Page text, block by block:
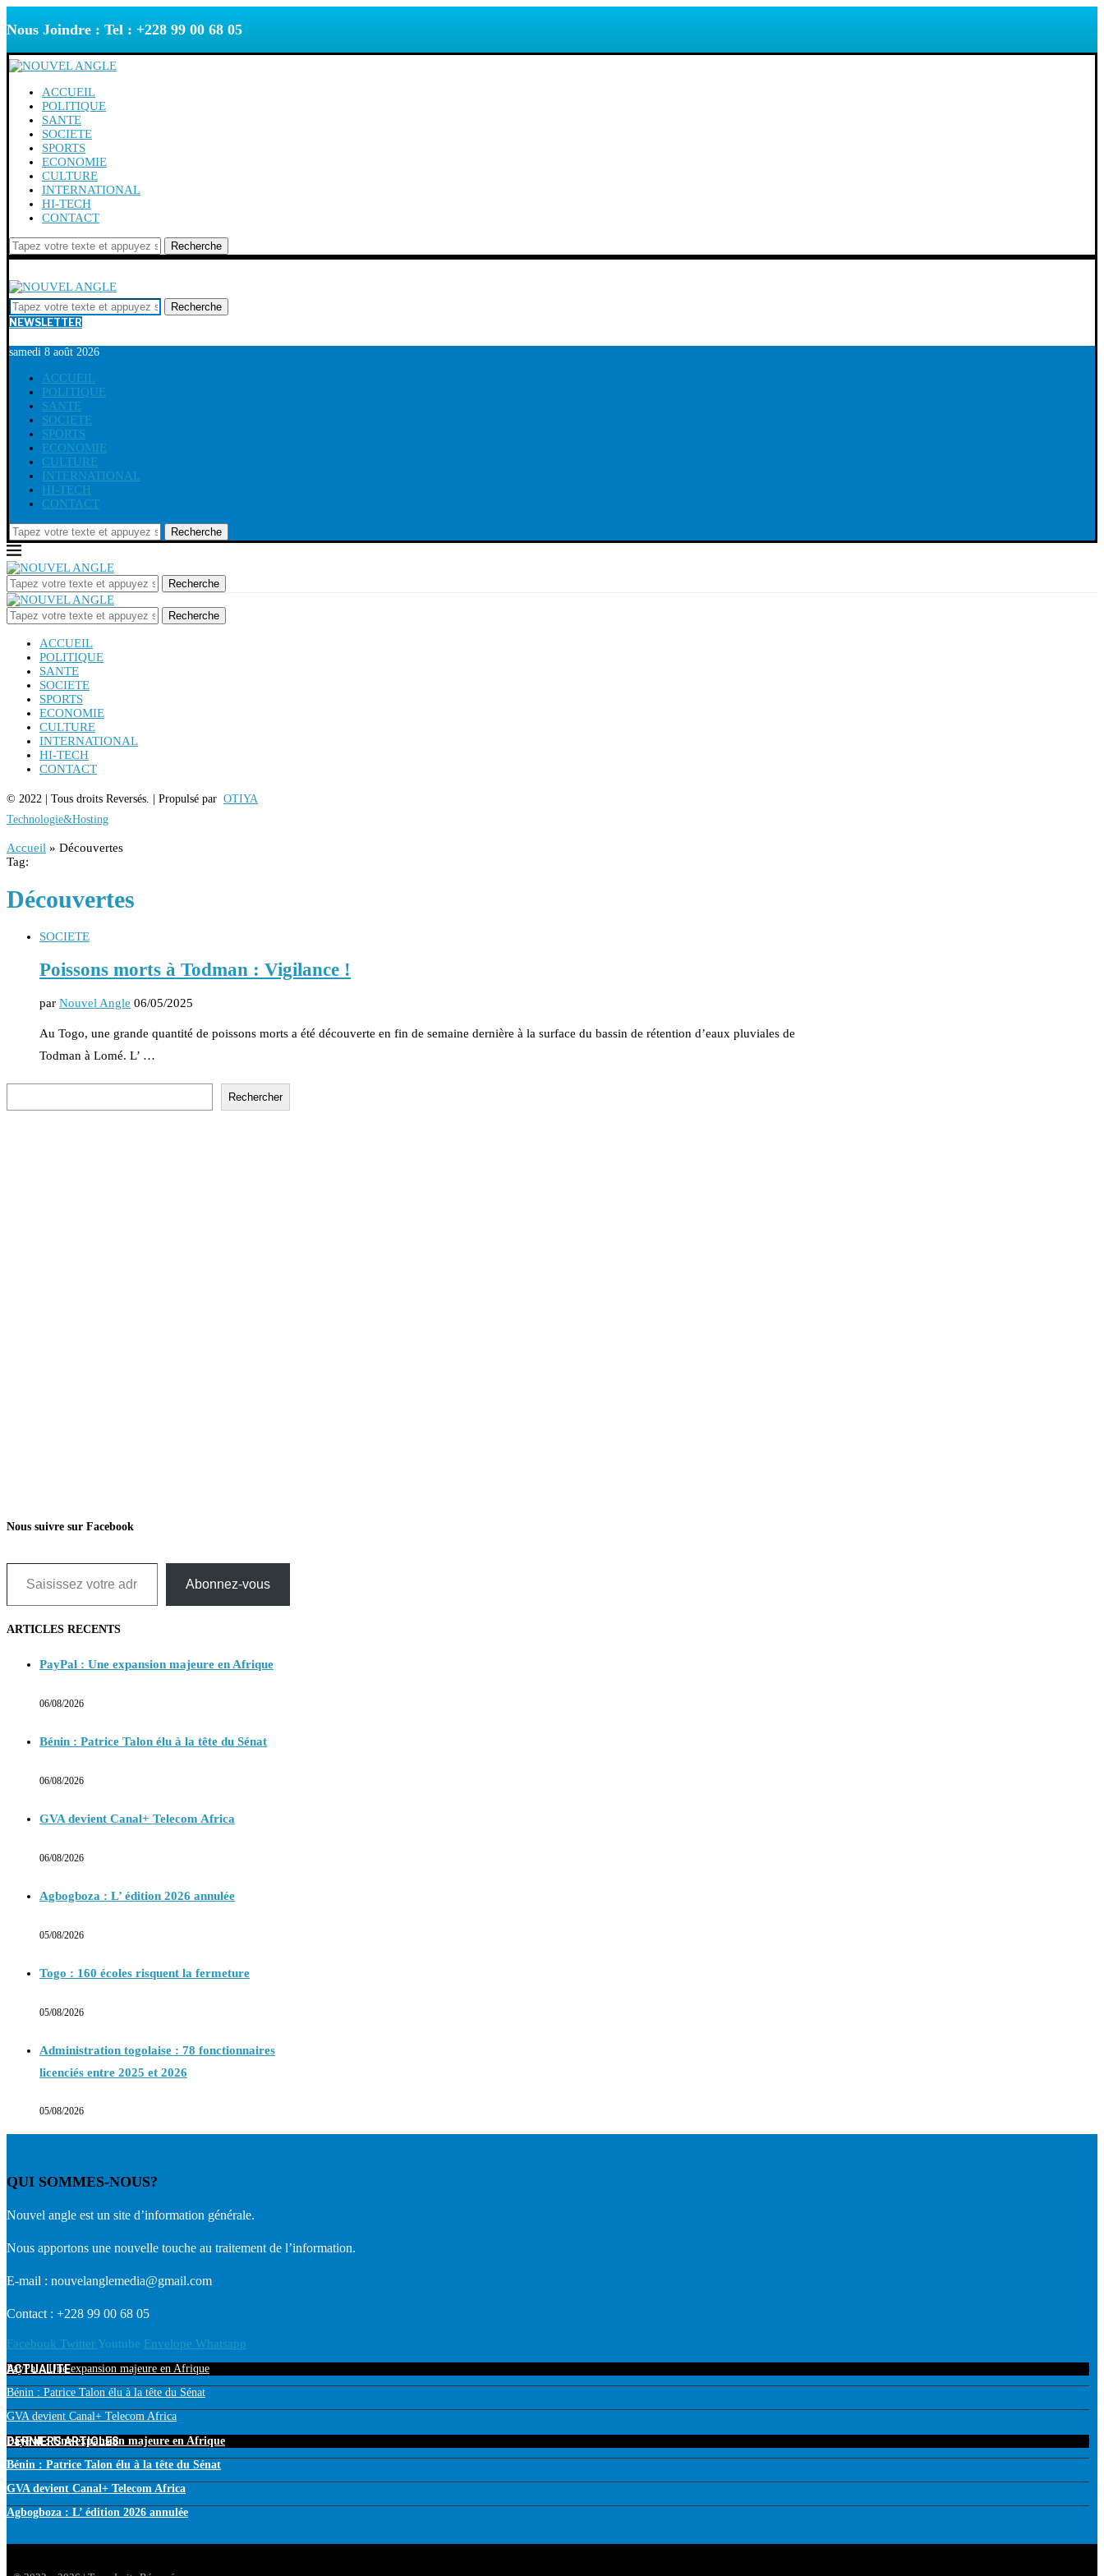
Nous Joindre : Tel : +228 99 00 68 05
ACCUEIL
POLITIQUE
SANTE
SOCIETE
SPORTS
ECONOMIE
CULTURE
INTERNATIONAL
HI-TECH
CONTACT
Recherche
Recherche
NEWSLETTER
samedi 8 août 2026
ACCUEIL
POLITIQUE
SANTE
SOCIETE
SPORTS
ECONOMIE
CULTURE
INTERNATIONAL
HI-TECH
CONTACT
Recherche
Recherche
Recherche
ACCUEIL
POLITIQUE
SANTE
SOCIETE
SPORTS
ECONOMIE
CULTURE
INTERNATIONAL
HI-TECH
CONTACT
© 2022 | Tous droits Reversés. | Propulsé par OTIYA
Technologie&Hosting
Accueil » Découvertes
Tag:
Découvertes
SOCIETE
Poissons morts à Todman : Vigilance !
par Nouvel Angle 06/05/2025
Au Togo, une grande quantité de poissons morts a été découverte en fin de semaine dernière à la surface du bassin de rétention d’eaux pluviales de
Todman à Lomé. L’ …
Rechercher
Rechercher
Nous suivre sur Facebook
Saisissez votre adresse e-mail…
Abonnez-vous
ARTICLES RECENTS
PayPal : Une expansion majeure en Afrique
06/08/2026
Bénin : Patrice Talon élu à la tête du Sénat
06/08/2026
GVA devient Canal+ Telecom Africa
06/08/2026
Agbogboza : L’ édition 2026 annulée
05/08/2026
Togo : 160 écoles risquent la fermeture
05/08/2026
Administration togolaise : 78 fonctionnaires
licenciés entre 2025 et 2026
05/08/2026
QUI SOMMES-NOUS?
Nouvel angle est un site d’information générale.
Nous apportons une nouvelle touche au traitement de l’information.
E-mail : nouvelanglemedia@gmail.com
Contact : +228 99 00 68 05
Facebook Twitter Youtube Envelope Whatsapp
ACTUALITE
PayPal : Une expansion majeure en Afrique
Bénin : Patrice Talon élu à la tête du Sénat
GVA devient Canal+ Telecom Africa
DERNIERS ARTICLES
PayPal : Une expansion majeure en Afrique
Bénin : Patrice Talon élu à la tête du Sénat
GVA devient Canal+ Telecom Africa
Agbogboza : L’ édition 2026 annulée